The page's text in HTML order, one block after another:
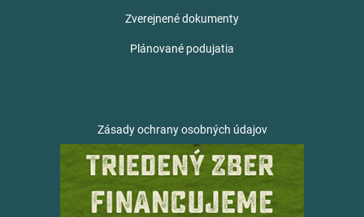
Zverejnené dokumenty
Plánované podujatia
Zásady ochrany osobných údajov